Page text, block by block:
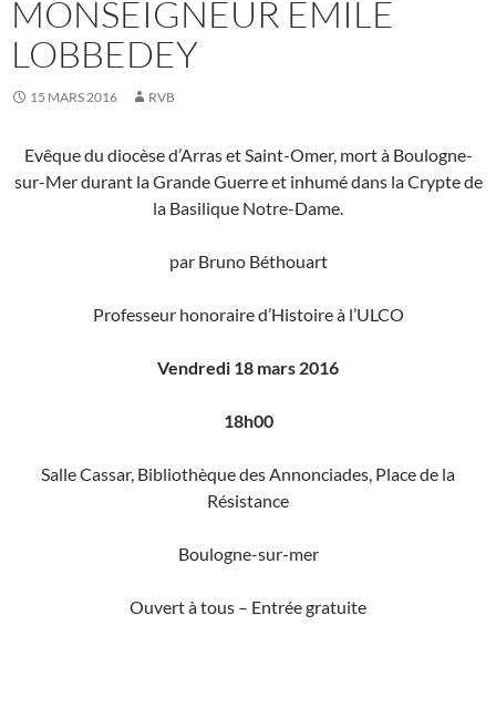
MONSEIGNEUR EMILE
LOBBEDEY
15 MARS 2016 RVB
Evêque du diocèse d’Arras et Saint-Omer, mort à Boulogne-
sur-Mer durant la Grande Guerre et inhumé dans la Crypte de
la Basilique Notre-Dame.
par Bruno Béthouart
Professeur honoraire d’Histoire à l’ULCO
Vendredi 18 mars 2016
18h00
Salle Cassar, Bibliothèque des Annonciades, Place de la
Résistance
Boulogne-sur-mer
Ouvert à tous – Entrée gratuite